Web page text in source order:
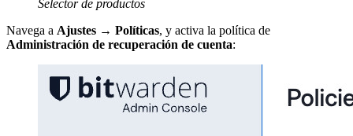
Selector de productos
Navega a Ajustes → Políticas, y activa la política de
Administración de recuperación de cuenta: